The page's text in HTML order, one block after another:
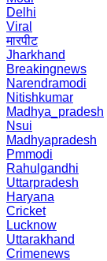
Delhi
Viral
मारपीट
Jharkhand
Breakingnews
Narendramodi
Nitishkumar
Madhya_pradesh
Nsui
Madhyapradesh
Pmmodi
Rahulgandhi
Uttarpradesh
Haryana
Cricket
Lucknow
Uttarakhand
Crimenews